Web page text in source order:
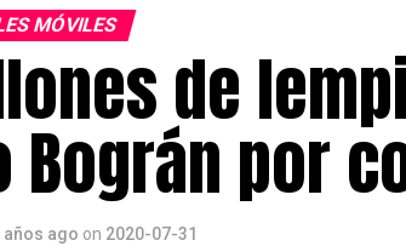
MÓVILES
de
Bográn por
años ago on 2020-07-31